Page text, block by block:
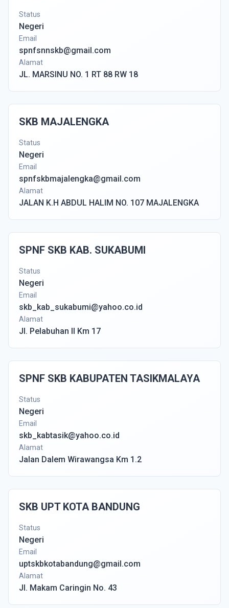
Status
Negeri
Email
spnfsnnskb@gmail.com
Alamat
JL. MARSINU NO. 1 RT 88 RW 18
SKB MAJALENGKA
Status
Negeri
Email
spnfskbmajalengka@gmail.com
Alamat
JALAN K.H ABDUL HALIM NO. 107 MAJALENGKA
SPNF SKB KAB. SUKABUMI
Status
Negeri
Email
skb_kab_sukabumi@yahoo.co.id
Alamat
Jl. Pelabuhan II Km 17
SPNF SKB KABUPATEN TASIKMALAYA
Status
Negeri
Email
skb_kabtasik@yahoo.co.id
Alamat
Jalan Dalem Wirawangsa Km 1.2
SKB UPT KOTA BANDUNG
Status
Negeri
Email
uptskbkotabandung@gmail.com
Alamat
Jl. Makam Caringin No. 43